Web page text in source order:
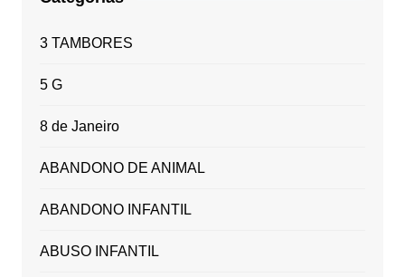
3 TAMBORES
5 G
8 de Janeiro
ABANDONO DE ANIMAL
ABANDONO INFANTIL
ABUSO INFANTIL